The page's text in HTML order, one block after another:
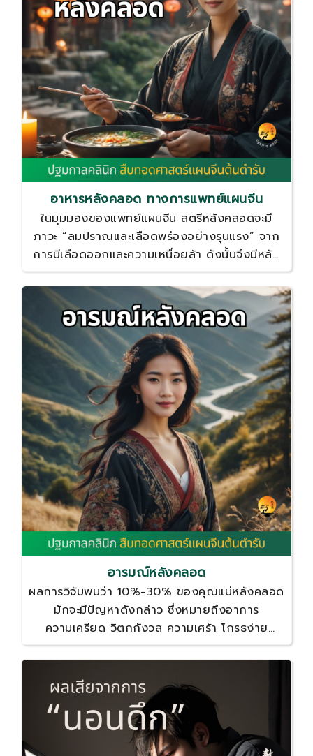
อาหารหลังคลอด ทางการแพทย์แผนจีน
ในมุมมองของแพทย์แผนจีน สตรีหลังคลอดจะมี
ภาวะ “ลมปราณและเลือดพร่องอย่างรุนแรง” จาก
การมีเลือดออกและความเหนื่อยล้า ดังนั้นจึงมีหลัก
การทานอาหารที่เหมาะสมกับสภาพร่างกายในช่วงนี้
ด้วยเช่นกัน
อารมณ์หลังคลอด
ผลการวิจับพบว่า 10%-30% ของคุณแม่หลังคลอด
มักจะมีปัญหาดังกล่าว ซึ่งหมายถึงอาการ
ความเครียด วิตกกังวล ความเศร้า โกรธง่าย
หงุดหงิดง่าย ไปจนถึงเป็นโรคทางจิตเวช กระทั่ง
อาจร้ายแรงจนเกิดความสูญเสียในชีวิต ดังนั้น
สุขภาพทางอารมณ์ของหญิงตั้งครรภ์และคุณแม่
หลังคลอดจึงต้องได้รับความดูแลเอาใจใส่จากทุกคน